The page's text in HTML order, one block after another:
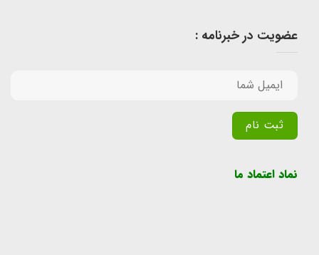
عضویت در خبرنامه :
نماد اعتماد ما